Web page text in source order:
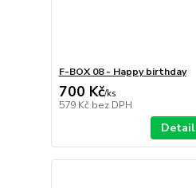
F-BOX 08 - Happy birthday
700 Kč/ks
579 Kč bez DPH
Detail